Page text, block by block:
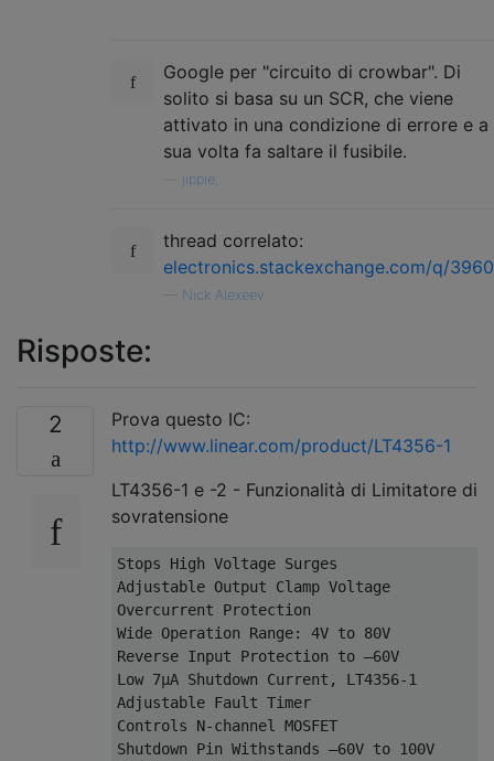
Google per "circuito di crowbar". Di
solito si basa su un SCR, che viene
attivato in una condizione di errore e a
sua volta fa saltare il fusibile.
jippie,
thread correlato:
electronics.stackexchange.com/q/
Nick Alexeev
Risposte:
2
Prova questo IC:
http://www.linear.com/product/LT4356-1
LT4356-1 e -2 - Funzionalità di Limitatore di
sovratensione
Stops High Voltage Surges
Adjustable Output Clamp Voltage
Overcurrent Protection
Wide Operation Range: 4V to 80V
Reverse Input Protection to –60V
Low 7μA Shutdown Current, LT4356-1
Adjustable Fault Timer
Controls N-channel MOSFET
Shutdown Pin Withstands –60V to 100V